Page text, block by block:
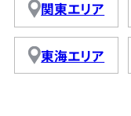
関東エリア
東海エリア